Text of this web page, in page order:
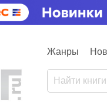
Жанры